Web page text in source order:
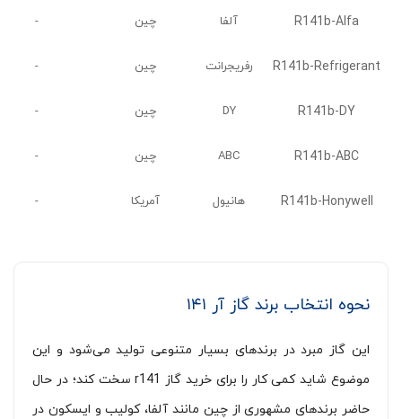
R141b-Alfa آلفا چین -
R141b-Refrigerant رفریجرانت چین -
R141b-DY
DY چین -
R141b-ABC
ABC چین -
R141b-Honywell هانیول آمریکا -
نحوه انتخاب برند گاز آر ۱۴۱
این گاز مبرد در برندهای بسیار متنوعی تولید می‌شود و این
موضوع شاید کمی کار را برای خرید گاز r141 سخت کند؛ در حال
حاضر برندهای مشهوری از چین مانند آلفا، کولیب و ایسکون در